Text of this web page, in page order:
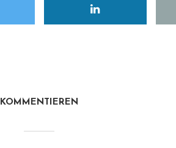
KOMMENTIEREN